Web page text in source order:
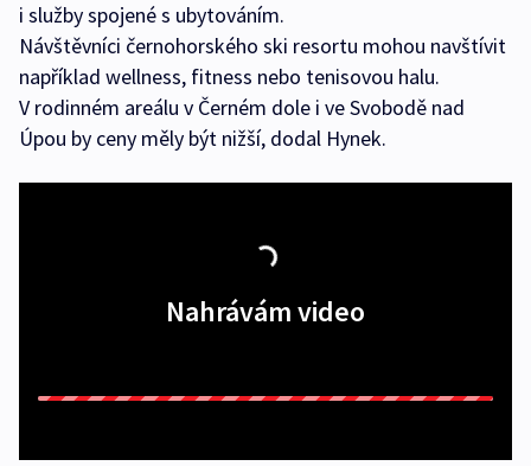
i služby spojené s ubytováním.
Návštěvníci černohorského ski resortu mohou navštívit
například wellness, fitness nebo tenisovou halu.
V rodinném areálu v Černém dole i ve Svobodě nad
Úpou by ceny měly být nižší, dodal Hynek.
Nahrávám video